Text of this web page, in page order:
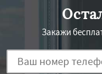
Закажи